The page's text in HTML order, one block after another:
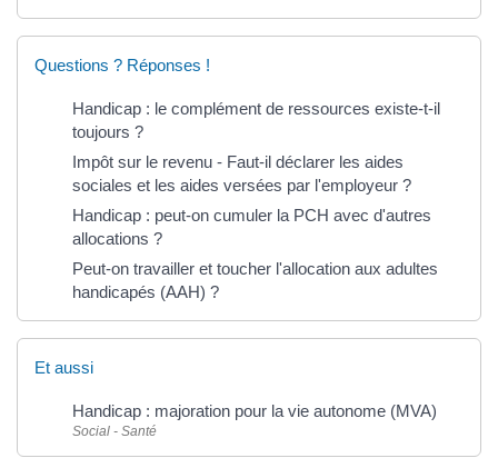
Questions ? Réponses !
Handicap : le complément de ressources existe-t-il
toujours ?
Impôt sur le revenu - Faut-il déclarer les aides
sociales et les aides versées par l'employeur ?
Handicap : peut-on cumuler la PCH avec d'autres
allocations ?
Peut-on travailler et toucher l'allocation aux adultes
handicapés (AAH) ?
Et aussi
Handicap : majoration pour la vie autonome (MVA)
Social - Santé